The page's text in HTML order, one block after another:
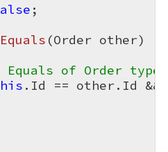
;
Equals (Order other)
of Order type
.Id == other.Id &&